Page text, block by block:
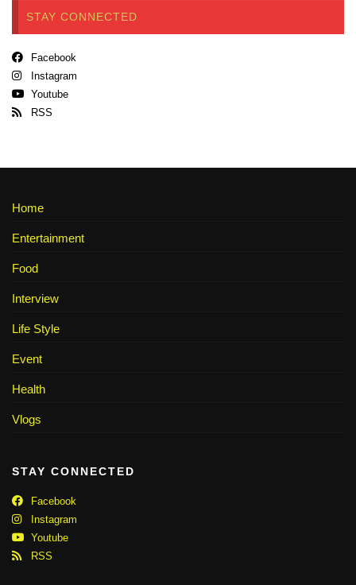
STAY CONNECTED
Facebook
Instagram
Youtube
RSS
Home
Entertainment
Food
Interview
Life Style
Event
Health
Vlogs
STAY CONNECTED
Facebook
Instagram
Youtube
RSS